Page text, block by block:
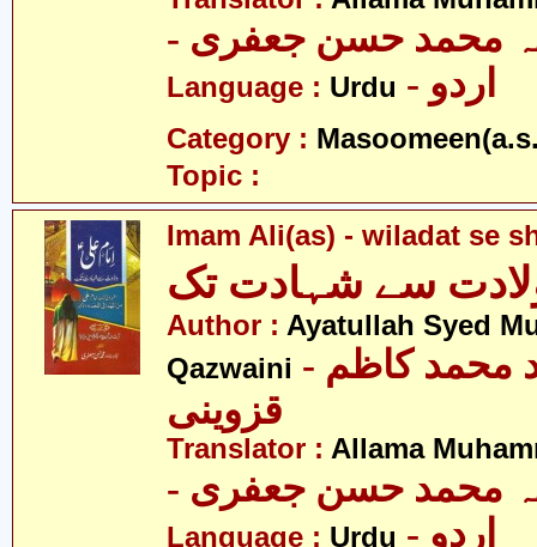
محمد حسن جعفری
Language : Urdu - اردو
Category :
Topic :
Imam Ali(as) - wiladat se
سے شہادت تک
Author : Ayatullah Syed
Qazwaini - آیت اللہ سید محمد کاظم
قزوینی
Translator : Allama
محمد حسن جعفری
Language : Urdu - اردو